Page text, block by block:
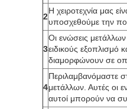
2
Η χειροτεχνία μας
υποσχεθούμε την
3
Οι ενώσεις μετάλλων
ειδικούς εξοπλισμό
διαμορφώνουν σε
4
Περιλαμβανόμαστε
μετάλλων. Αυτές οι
αυτοί μπορούν να